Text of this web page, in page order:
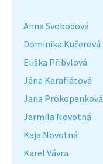
Anna Svobodová
Dominika Kučerová
Eliška Přibylová
Jána Karafiátová
Jana Prokopenková
Jarmila Novotná
Kaja Novotná
Karel Vávra